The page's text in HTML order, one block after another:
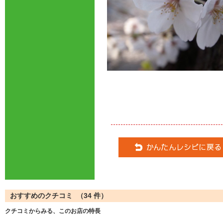
おすすめのクチコミ （34 件）
クチコミからみる、このお店の特長